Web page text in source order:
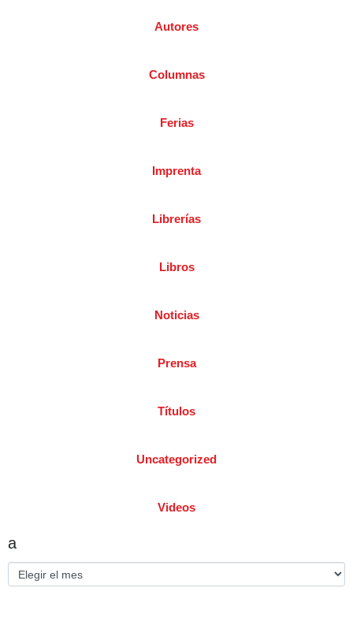
Autores
Columnas
Ferias
Imprenta
Librerías
Libros
Noticias
Prensa
Títulos
Uncategorized
Videos
a